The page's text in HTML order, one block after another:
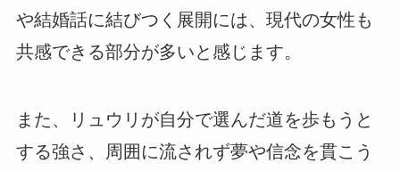
や結婚話に結びつく展開には、現代の女性も
共感できる部分が多いと感じます。
また、リュウリが自分で選んだ道を歩もうと
する強さ、周囲に流されず夢や信念を貫こう